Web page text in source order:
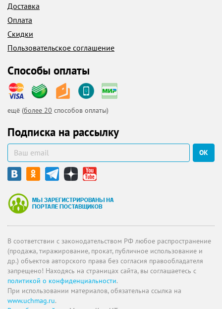
Доставка
Оплата
Скидки
Пользовательское соглашение
Способы оплаты
ещё (более 20 способов оплаты)
Подписка на рассылку
ОК
В соответствии с законодательством РФ любое распространение
(продажа, тиражирование, прокат, публичное использование и
др.) объектов авторского права без согласия правообладателя
запрещено! Находясь на страницах сайта, вы соглашаетесь с
политикой о конфиденциальности.
При использовании материалов, обязательна ссылка на
www.uchmag.ru.